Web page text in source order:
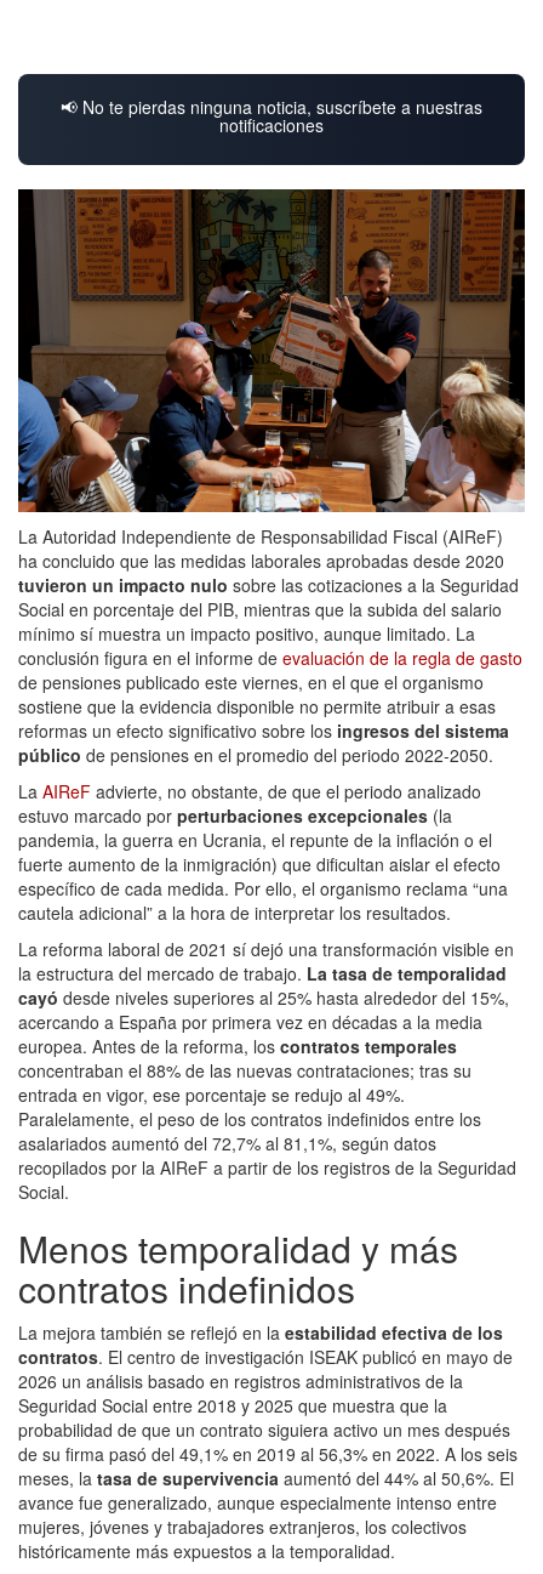
📢 No te pierdas ninguna noticia, suscríbete a nuestras
notificaciones
La Autoridad Independiente de Responsabilidad Fiscal (AIReF)
ha concluido que las medidas laborales aprobadas desde 2020
tuvieron un impacto nulo sobre las cotizaciones a la Seguridad
Social en porcentaje del PIB, mientras que la subida del salario
mínimo sí muestra un impacto positivo, aunque limitado. La
conclusión figura en el informe de evaluación de la regla de gasto
de pensiones publicado este viernes, en el que el organismo
sostiene que la evidencia disponible no permite atribuir a esas
reformas un efecto significativo sobre los ingresos del sistema
público de pensiones en el promedio del periodo 2022-2050.
La AIReF advierte, no obstante, de que el periodo analizado
estuvo marcado por perturbaciones excepcionales (la
pandemia, la guerra en Ucrania, el repunte de la inflación o el
fuerte aumento de la inmigración) que dificultan aislar el efecto
específico de cada medida. Por ello, el organismo reclama “una
cautela adicional” a la hora de interpretar los resultados.
La reforma laboral de 2021 sí dejó una transformación visible en
la estructura del mercado de trabajo. La tasa de temporalidad
cayó desde niveles superiores al 25% hasta alrededor del 15%,
acercando a España por primera vez en décadas a la media
europea. Antes de la reforma, los contratos temporales
concentraban el 88% de las nuevas contrataciones; tras su
entrada en vigor, ese porcentaje se redujo al 49%.
Paralelamente, el peso de los contratos indefinidos entre los
asalariados aumentó del 72,7% al 81,1%, según datos
recopilados por la AIReF a partir de los registros de la Seguridad
Social.
Menos temporalidad y más
contratos indefinidos
La mejora también se reflejó en la estabilidad efectiva de los
contratos. El centro de investigación ISEAK publicó en mayo de
2026 un análisis basado en registros administrativos de la
Seguridad Social entre 2018 y 2025 que muestra que la
probabilidad de que un contrato siguiera activo un mes después
de su firma pasó del 49,1% en 2019 al 56,3% en 2022. A los seis
meses, la tasa de supervivencia aumentó del 44% al 50,6%. El
avance fue generalizado, aunque especialmente intenso entre
mujeres, jóvenes y trabajadores extranjeros, los colectivos
históricamente más expuestos a la temporalidad.